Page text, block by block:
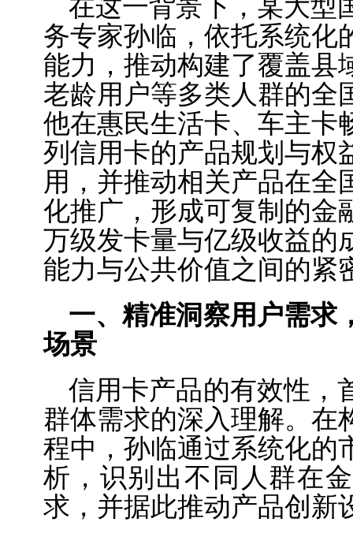
在这一背景下，某大型
务专家孙临，依托系统化
能力，推动构建了覆盖县
老龄用户等多类人群的全
他在惠民生活卡、车主卡
列信用卡的产品规划与权
用，并推动相关产品在全
化推广，形成可复制的金
万级发卡量与亿级收益的
能力与公共价值之间的紧
一、精准洞察用户需求
场景
信用卡产品的有效性，
群体需求的深入理解。在
程中，孙临通过系统化的
析，识别出不同人群在
求，并据此推动产品创新